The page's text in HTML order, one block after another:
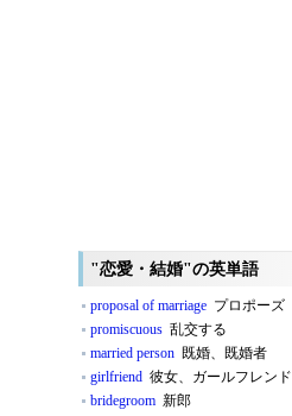
"恋愛・結婚"の英単語
proposal of marriage プロポーズ
promiscuous 乱交する
married person 既婚、既婚者
girlfriend 彼女、ガールフレンド
bridegroom 新郎